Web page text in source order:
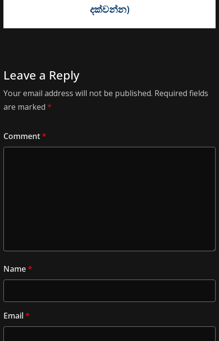
දක්වන්න)
Leave a Reply
Your email address will not be published. Required fields
are marked *
Comment*
Name*
Email*